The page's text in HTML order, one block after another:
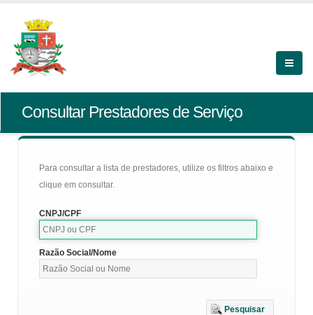
Consultar Prestadores de Serviço
Para consultar a lista de prestadores, utilize os filtros abaixo e
clique em consultar.
CNPJ/CPF
Razão Social/Nome
Pesquisar